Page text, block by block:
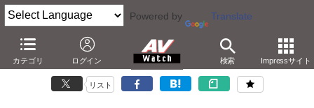
Powered by Translate
カテゴリ ログイン 検索 Impressサイト
「アベンジャーズ」が12月19日にBD/DVD化
アイアンマンやハルクなど、ヒーロー7人集結
リスト